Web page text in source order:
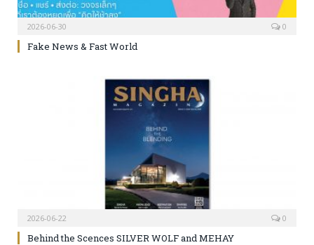
2026-06-30 0
Fake News & Fast World
2026-06-22 0
Behind the Scences SILVER WOLF and MEHAY